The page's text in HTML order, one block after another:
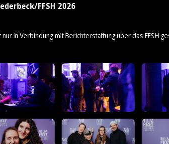
FFSH 2026
in Verbindung mit Berichterstattung über das FFSH